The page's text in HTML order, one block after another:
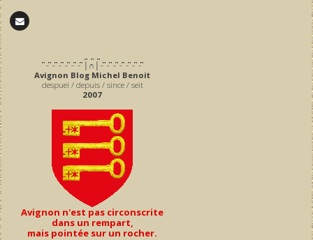
͆ ̵ ͆ ̵ ͆ ̵ ͆ ̵ ͆ ̵ ͆ ̵ ͆ │∩│ ̵ ͆ ̵ ͆ ̵ ͆ ̵ ͆ ̵ ͆ ̵ ͆ ̵ ͆
Avignon Blog Michel Benoit
despuei / depuis / since / seit
2007
Avignon n'est pas circonscrite
dans un rempart,
mais pointée sur un rocher.